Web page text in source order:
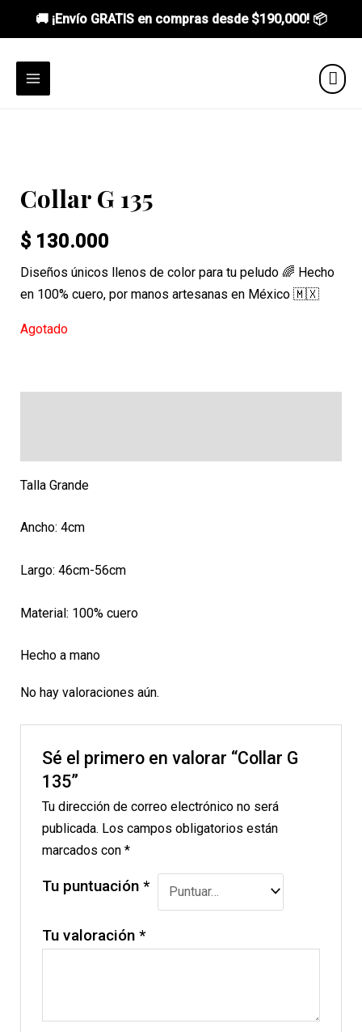
🚚 ¡Envío GRATIS en compras desde $190,000! 📦
MAIN
Collar G 135
$130.000
Diseños únicos llenos de color para tu peludo 🌈 Hecho
en 100% cuero, por manos artesanas en México 🇲🇽
Agotado
Talla Grande
Ancho: 4cm
Largo: 46cm-56cm
Material: 100% cuero
Hecho a mano
No hay valoraciones aún.
Sé el primero en valorar “Collar G
135”
Tu dirección de correo electrónico no será
publicada. Los campos obligatorios están
marcados con*
Tu puntuación*
Tu valoración*